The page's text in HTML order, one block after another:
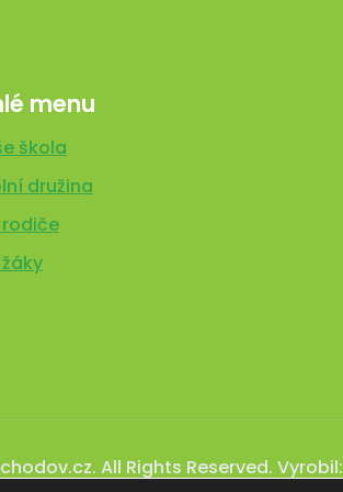
menu
škola
družina
rodiče
All Rights Reserved. Vyrobil: